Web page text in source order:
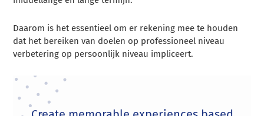
Daarom is het essentieel om er rekening mee te houden
dat het bereiken van doelen op professioneel niveau
verbetering op persoonlijk niveau impliceert.